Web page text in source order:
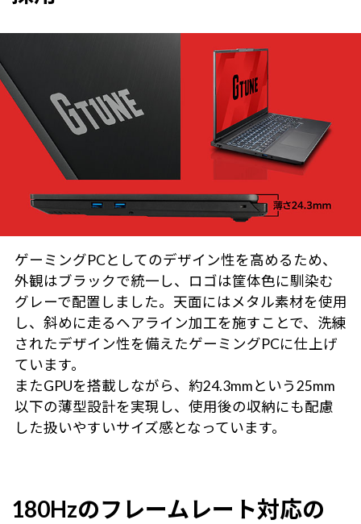
ゲーミングPCとしてのデザイン性を高めるため、
外観はブラックで統一し、ロゴは筐体色に馴染む
グレーで配置しました。天面にはメタル素材を使用
し、斜めに走るヘアライン加工を施すことで、洗練
されたデザイン性を備えたゲーミングPCに仕上げ
ています。
またGPUを搭載しながら、約24.3mmという25mm
以下の薄型設計を実現し、使用後の収納にも配慮
した扱いやすいサイズ感となっています。
180Hzのフレームレート対応の